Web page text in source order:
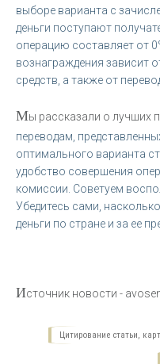
выборе варианта с
деньги поступают
операцию составляет от
вознаграждения зависит
средств, а также от
Мы рассказали о лучших
переводам,
оптимального варианта
удобство совершения
комиссии. Советуем
Убедитесь сами,
деньги по стране и за ее
Источник новости -
Цитирование статьи,